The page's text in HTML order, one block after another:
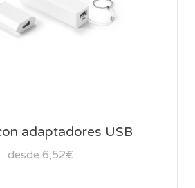
adaptadores USB
desde 6,52€